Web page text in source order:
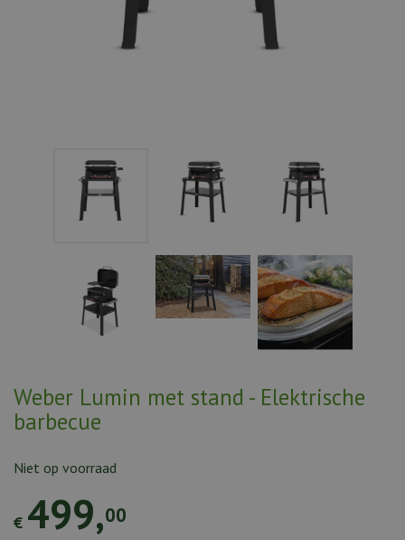
Weber Lumin met stand - Elektrische
barbecue
€ 499,00
Niet op voorraad